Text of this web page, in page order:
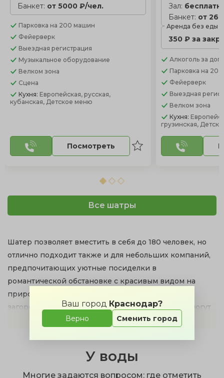
Ваш город Краснодар?
Верно Сменить город
Банкет: от 5000 ₽/чел.
Парковка на 200 машин
Фейерверк
Выездная регистрация
Музыкальное оборудование
Велком зона
Сцена
Кухня: Европейская, русская,
кубанская, Детское меню
Посмотреть
Зал:
Банкет: от
Аренда без еды
350 ₽ за
Алкоголь за
Парковка на 20
Фейерверк
Выездная
Велком зона
Кухня:
грузинская,
Все шатры
Шатер позволяет вместить в себя до 180 человек, но
отлично подходит также и для небольших компаний,
предпочитающих уютные посиделки в
романтической обстановке с красивым видом на
природу. Рядом обычно располагаются уютные
загородные комплексы и парк-отели, где гости могут
Преимущества проведения свадьбы на природе в
Отпадает поиск аренды целого зала и ведущего.
Показать полностью
У воды
Многие задаются вопросом: где отметить